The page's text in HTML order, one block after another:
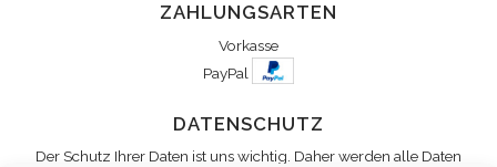
ZAHLUNGSARTEN
Vorkasse
PayPal
DATENSCHUTZ
Der Schutz Ihrer Daten ist uns wichtig. Daher werden alle Daten